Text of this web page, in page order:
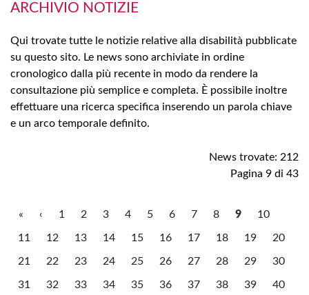
ARCHIVIO NOTIZIE
Qui trovate tutte le notizie relative alla disabilità pubblicate
su questo sito. Le news sono archiviate in ordine
cronologico dalla più recente in modo da rendere la
consultazione più semplice e completa. È possibile inoltre
effettuare una ricerca specifica inserendo un parola chiave
e un arco temporale definito.
News trovate: 212
Pagina 9 di 43
« ‹ 1 2 3 4 5 6 7 8 9 10
11 12 13 14 15 16 17 18 19 20
21 22 23 24 25 26 27 28 29 30
31 32 33 34 35 36 37 38 39 40